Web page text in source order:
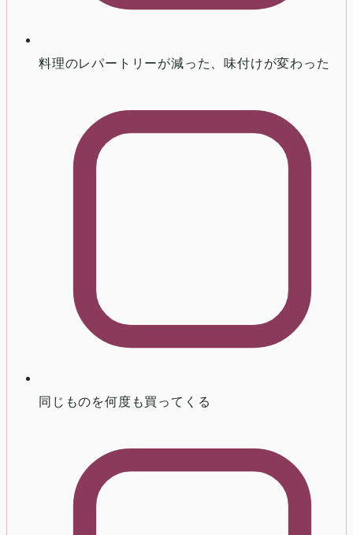
料理のレパートリーが減った、味付けが変わった
同じものを何度も買ってくる